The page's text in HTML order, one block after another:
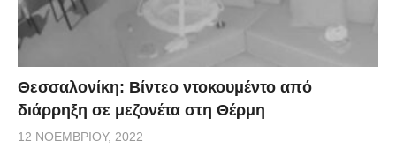
Θεσσαλονίκη: Βίντεο ντοκουμέντο από
διάρρηξη σε μεζονέτα στη Θέρμη
12 ΝΟΕΜΒΡΊΟΥ, 2022